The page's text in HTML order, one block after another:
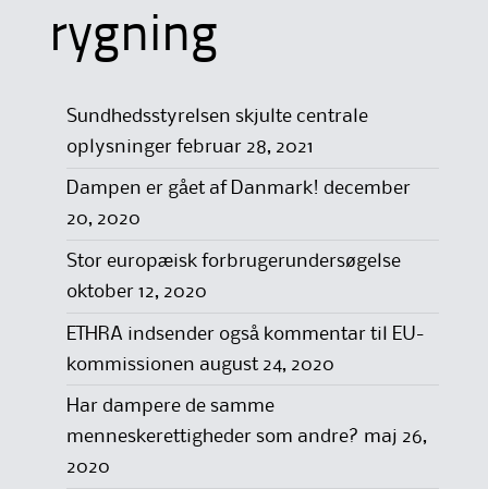
rygning
Sundhedsstyrelsen skjulte centrale
oplysninger februar 28, 2021
Dampen er gået af Danmark! december
20, 2020
Stor europæisk forbrugerundersøgelse
oktober 12, 2020
ETHRA indsender også kommentar til EU-
kommissionen august 24, 2020
Har dampere de samme
menneskerettigheder som andre? maj 26,
2020